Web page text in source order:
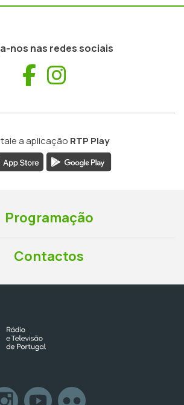
nos nas redes sociais
Facebook
a aplicação RTP Play
Programação
Contactos